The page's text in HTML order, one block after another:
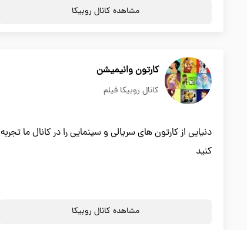
مشاهده کانال روبیکا
کارتون وانیمیشن
کانال روبیکا فیلم
دنیایی از کارتون های سریالی و سینمایی را در کانال ما تجربه
کنید
مشاهده کانال روبیکا